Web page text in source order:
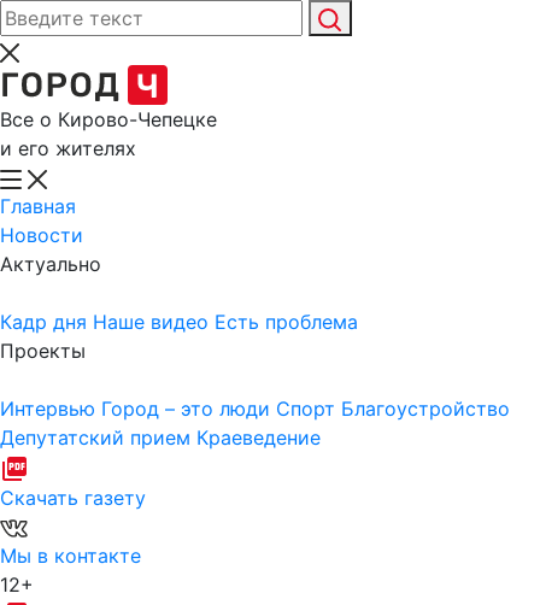
Все о Кирово-Чепецке
и его жителях
Главная
Новости
Актуально
Кадр дня Наше видео Есть проблема
Проекты
Интервью Город – это люди Спорт Благоустройство
Депутатский прием Краеведение
Скачать газету
Мы в контакте
12+